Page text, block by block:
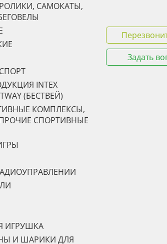
САМОКАТЫ,
INTEX
(БЕСТВЕЙ)
КОМПЛЕКСЫ,
СПОРТИВНЫЕ
ИГРУШКА
И ШАРИКИ ДЛЯ
Задать